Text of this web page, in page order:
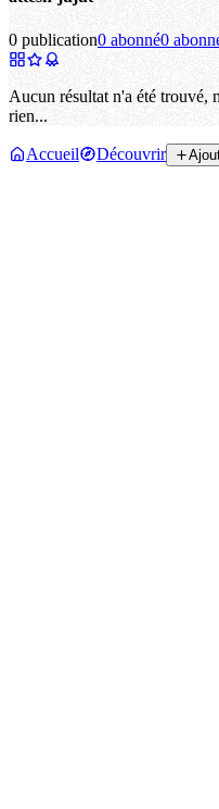
0 publication0 abonné0
Aucun résultat n'a été trouvé,
rien...
Accueil Découvrir